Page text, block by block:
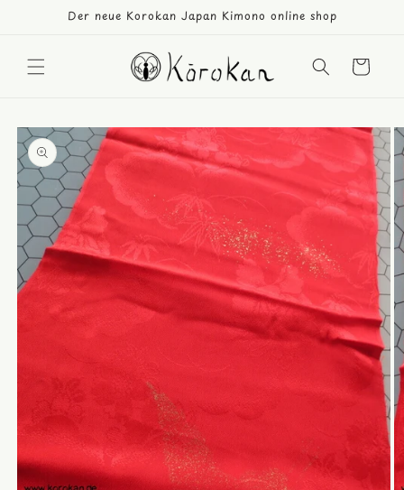
Der neue Korokan Japan Kimono online shop
Warenkorb